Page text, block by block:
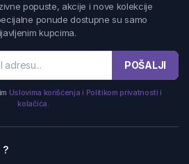
popuste, akcije i nove kolekcije
ponude dostupne su samo
kupcima.
POŠALJI
Uslovima korišćenja i Politikom privatnosti i
kolačića.
?